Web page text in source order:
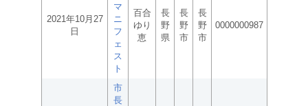
2021年10月27
日
マ
ニ
フ
ェ
ス
ト
百合
ゆり
恵
長
野
県
長
野
市
長
野
市
0000000987
市
長